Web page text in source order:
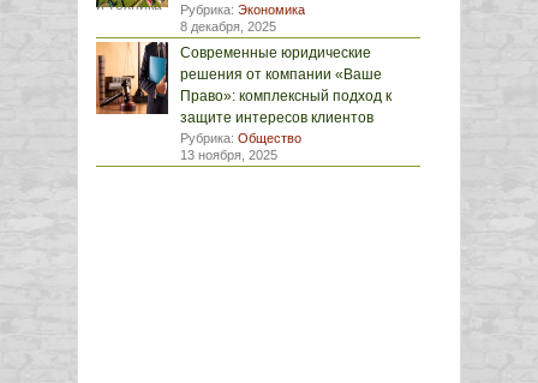
Рубрика: Экономика
8 декабря, 2025
Современные юридические
решения от компании «Ваше
Право»: комплексный подход к
защите интересов клиентов
Рубрика: Общество
13 ноября, 2025